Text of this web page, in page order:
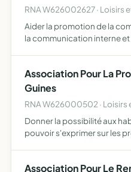
RNA W626002627 · Loisirs
Aider la promotion de la
la communication interne
spéci…
Association Pour La
Guines
RNA W626000502 · Loisirs
Donner la possibilité aux
pouvoir s'exprimer sur les
Association Pour Le